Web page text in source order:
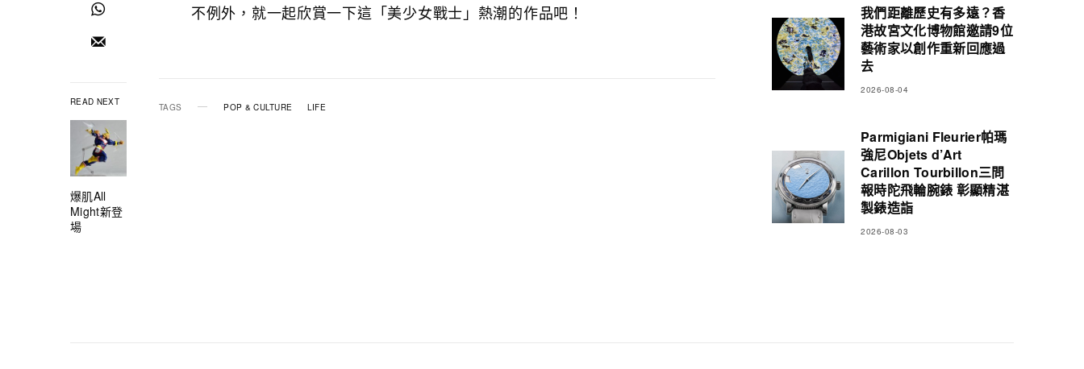
READ NEXT
爆肌All
Might新登
場
不例外，就一起欣賞一下這「美少女戰士」熱潮的作品吧！
TAGS POP & CULTURE LIFE
我們距離歷史有多遠？香
港故宮文化博物館邀請9位
藝術家以創作重新回應過
去
2026-08-04
Parmigiani Fleurier帕瑪
強尼Objets d’Art
Carillon Tourbillon三問
報時陀飛輪腕錶 彰顯精湛
製錶造詣
2026-08-03